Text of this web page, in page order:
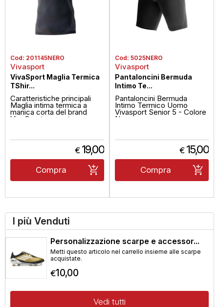
Cod: 201145NERO
Vivasport
VivaSport Maglia Termica
TShir...
Caratteristiche principali
Maglia intima termica a
manica corta del brand
VivaSport, pensata per uso
€ 19,00
Compra
Cod: 5025NERO
Vivasport
Pantaloncini Bermuda
Intimo Te...
Pantaloncini Bermuda
Intimo Termico Uomo
Vivasport Senior 5 - Colore
Nero
€ 15,00
Compra
I più Venduti
Personalizzazione scarpe e accessor...
Metti questo articolo nel carrello insieme alle scarpe
acquistate.
€10,00
Vedi tutti